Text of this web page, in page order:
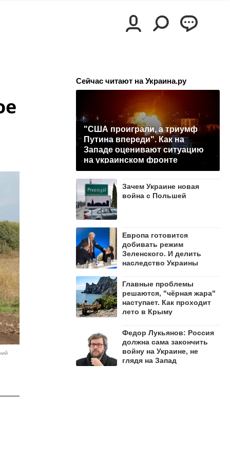
Сейчас читают на Украина.ру
"США проиграли, а триумф
Путина впереди". Как на
Западе оценивают ситуацию
на украинском фронте
Зачем Украине новая
война с Польшей
Европа готовится
добивать режим
Зеленского. И делить
наследство Украины
Главные проблемы
решаются, "чёрная жара"
наступает. Как проходит
лето в Крыму
Федор Лукьянов: Россия
должна сама закончить
войну на Украине, не
глядя на Запад